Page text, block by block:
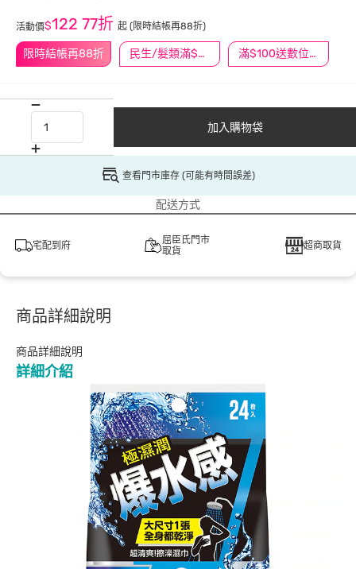
限時結帳再88折 民生/髮類滿$388送舒潔冰巾 滿$100送數位印花
活動價$122 77折 起 (限時結帳再88折)
加入購物袋
查看門市庫存 (可能有時間誤差)
配送方式
宅配到府
屈臣氏門市
取貨
超商取貨
商品詳細說明
商品詳細說明
詳細介紹